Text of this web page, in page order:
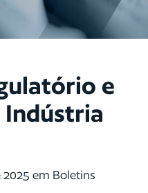
e
Indústria
2025 em Boletins